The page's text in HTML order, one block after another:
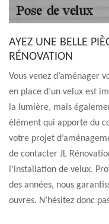
AYEZ UNE BELLE
RÉNOVATION
Vous venez d’aménager
en place d’un velux est
la lumière, mais
élément qui apporte du
votre projet
de contacter JL
l’installation de velux.
des années, nous
ouvres. N’hésitez donc